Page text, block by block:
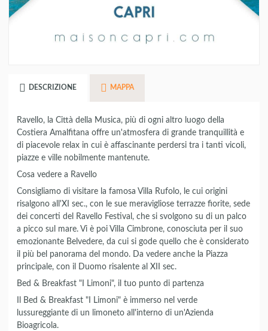
DESCRIZIONE MAPPA
Ravello, la Città della Musica, più di ogni altro luogo della
Costiera Amalfitana offre un'atmosfera di grande tranquillità e
di piacevole relax in cui è affascinante perdersi tra i tanti vicoli,
piazze e ville nobilmente mantenute.
Cosa vedere a Ravello
Consigliamo di visitare la famosa Villa Rufolo, le cui origini
risalgono all'XI sec., con le sue meravigliose terrazze fiorite, sede
dei concerti del Ravello Festival, che si svolgono su di un palco
a picco sul mare. Vi è poi Villa Cimbrone, conosciuta per il suo
emozionante Belvedere, da cui si gode quello che è considerato
il più bel panorama del mondo. Da vedere anche la Piazza
principale, con il Duomo risalente al XII sec.
Bed & Breakfast "I Limoni", il tuo punto di partenza
Il Bed & Breakfast "I Limoni" è immerso nel verde
lussureggiante di un limoneto all'interno di un'Azienda
Bioagricola.